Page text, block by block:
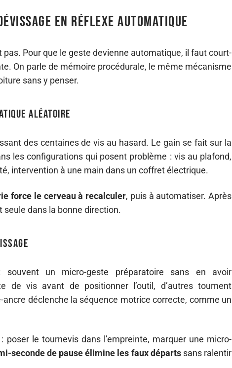
en réflexe automatique
Pour que le geste devienne automatique, il faut court-
On parle de mémoire procédurale, le même mécanisme
sans y penser.
aléatoire
des centaines de vis au hasard. Le gain se fait sur la
les configurations qui posent problème : vis au plafond,
intervention à une main dans un coffret électrique.
force le cerveau à recalculer, puis à automatiser. Après
dans la bonne direction.
souvent un micro-geste préparatoire sans en avoir
de vis avant de positionner l’outil, d’autres tournent
déclenche la séquence motrice correcte, comme un
poser le tournevis dans l’empreinte, marquer une micro-
seconde de pause élimine les faux départssans ralentir